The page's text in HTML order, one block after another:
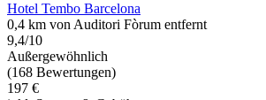
Hotel Tembo Barcelona
0,4 km von Auditori Fòrum entfernt
9,4/10
Außergewöhnlich
(168 Bewertungen)
197 €